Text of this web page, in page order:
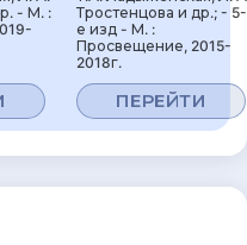
- М. :
Тростенцова и др.; - 5-
е изд - М. :
Просвещение, 2015-
2018г.
ПЕРЕЙТИ